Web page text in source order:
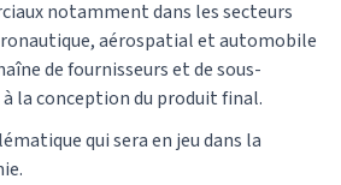
notamment dans les secteurs
aérospatial et automobile
de fournisseurs et de sous-
la conception du produit final.
qui sera en jeu dans la